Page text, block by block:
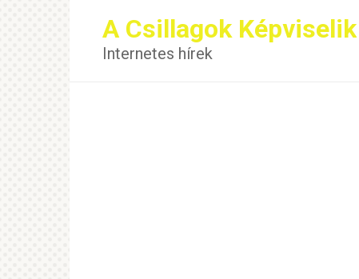
A Csillagok Képviselik
Internetes hírek